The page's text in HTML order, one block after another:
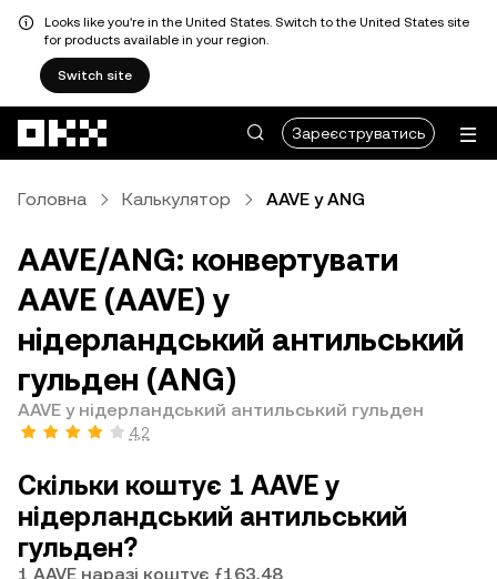
Looks like you're in the United States. Switch to the United States site
for products available in your region.
Switch site
Зареєструватись
Головна Калькулятор AAVE у ANG
AAVE/ANG: конвертувати
AAVE (AAVE) у
нідерландський антильський
гульден (ANG)
AAVE у нідерландський антильський гульден
4,2
Скільки коштує 1 AAVE у
нідерландський антильський
гульден?
1 AAVE наразі коштує ƒ163,48